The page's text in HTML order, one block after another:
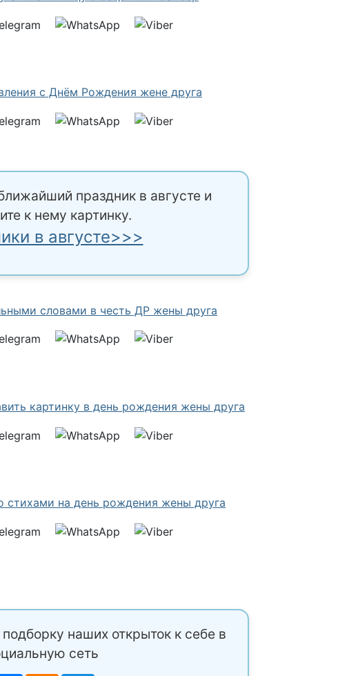
праздник в августе и
к нему картинку.
в августе>>>
наших открыток к себе в
сеть